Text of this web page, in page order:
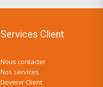
Services Client
Nous contacter
Nos services
Devenir Client